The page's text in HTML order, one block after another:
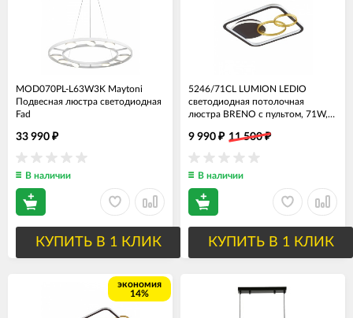
MOD070PL-L63W3K Maytoni
Подвесная люстра светодиодная
Fad
33 990 ₽
В наличии
КУПИТЬ В 1 КЛИК
5246/71CL LUMION LEDIO
светодиодная потолочная
люстра BRENO с пультом, 71W,
9 990 ₽ 11 500₽
В наличии
КУПИТЬ В 1 КЛИК
экономия
14%